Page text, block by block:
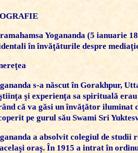
Yogananda(5 ianuarie
în învăţăturile despre
s-a născut în Gorakhpur,
şi experienţa sa spirituală
că va găsi un învăţător iluminat
pe gurul său Swami Sri
a absolvit colegiul de studii
oraş. În 1915 a intrat în